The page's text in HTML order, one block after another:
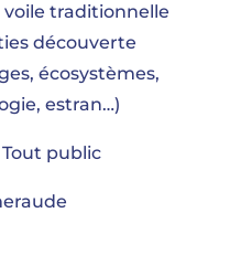
traditionnelle
découverte
écosystèmes,
estran…)
public